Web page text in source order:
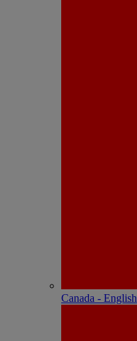
Canada - English